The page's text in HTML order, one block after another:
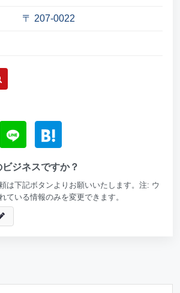
〒 207-0022
ジネスですか？
は下記ボタンよりお願いいたします。注: ウ
ている情報のみを変更できます。